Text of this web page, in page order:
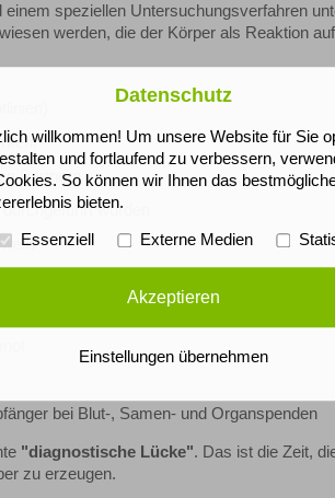
speziellen Untersuchungsverfahren
werden, die der Körper als Reaktion
Partnern
wurden
bei Blut-, Samen- und Organspenden
"diagnostische Lücke". Das ist die Zeit,
zu erzeugen.
Datenschutz
willkommen! Um unsere Website für Sie
und fortlaufend zu verbessern,
So können wir Ihnen das
bieten.
Essenziell Externe Medien
Akzeptieren
Einstellungen übernehmen